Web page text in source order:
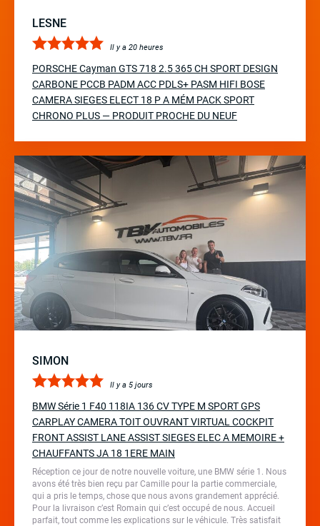
LESNE
Il y a 20 heures
PORSCHE Cayman GTS 718 2.5 365 CH SPORT DESIGN
CARBONE PCCB PADM ACC PDLS+ PASM HIFI BOSE
CAMERA SIEGES ELECT 18 P A MÉM PACK SPORT
CHRONO PLUS — PRODUIT PROCHE DU NEUF
SIMON
Il y a 5 jours
BMW Série 1 F40 118IA 136 CV TYPE M SPORT GPS
CARPLAY CAMERA TOIT OUVRANT VIRTUAL COCKPIT
FRONT ASSIST LANE ASSIST SIEGES ELEC A MEMOIRE +
CHAUFFANTS JA 18 1ERE MAIN
Réception ce jour de notre nouvelle voiture, une BMW série 1. Nous
avons été très bien reçu par Camille pour la partie commerciale,
qui a pris le temps, chose que nous avons grandement apprécié.
Pour la livraison c’est Romain qui c’est occupé de nous. Accueil
parfait, tout comme les explications sur le véhicule. Très satisfait